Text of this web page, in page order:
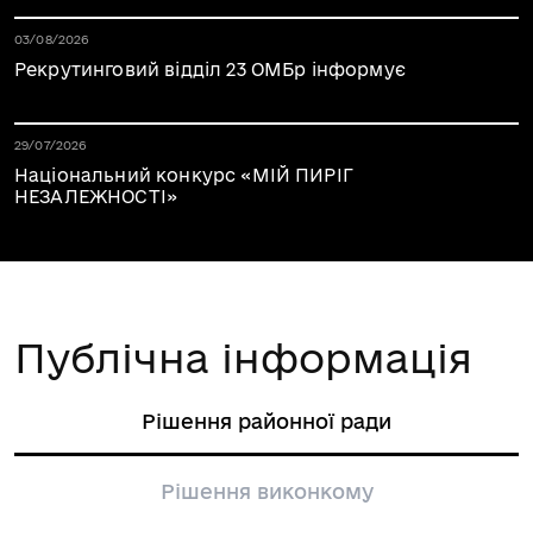
Дата публікації 05.08.2026
03/08/2026
Рекрутинговий відділ 23 ОМБр інформує
Дата публікації 05.08.2026
29/07/2026
Національний конкурс «МІЙ ПИРІГ
НЕЗАЛЕЖНОСТІ»
Публічна інформація
Рішення районної ради
Рішення виконкому